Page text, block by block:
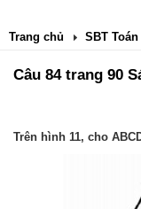
Trang chủ SBT
Câu 84 trang 90
Trên hình 11, cho